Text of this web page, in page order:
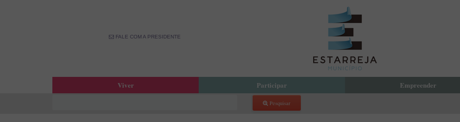
FALE COM A PRESIDENTE
Viver Participar
Estarreja Compartilha
Empreender
Pesquisar